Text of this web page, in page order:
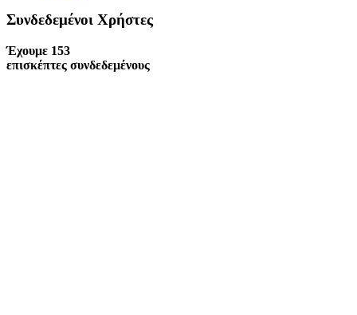
Συνδεδεμένοι Xρήστες
Έχουμε 153
επισκέπτες συνδεδεμένους